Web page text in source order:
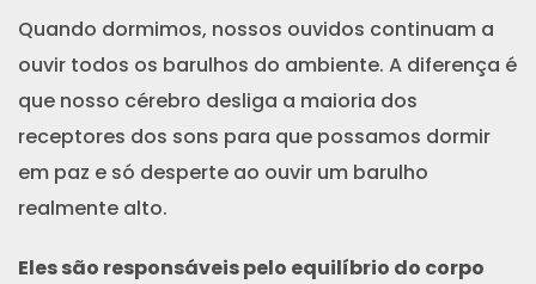
Quando dormimos, nossos ouvidos continuam a
ouvir todos os barulhos do ambiente. A diferença é
que nosso cérebro desliga a maioria dos
receptores dos sons para que possamos dormir
em paz e só desperte ao ouvir um barulho
realmente alto.
Eles são responsáveis pelo equilíbrio do corpo